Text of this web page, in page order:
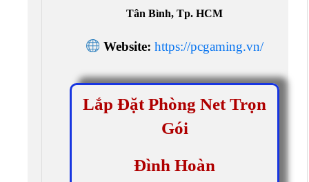
Tân Bình, Tp. HCM
Website: https://pcgaming.vn/
Lắp Đặt Phòng Net Trọn
Gói
Đình Hoàn